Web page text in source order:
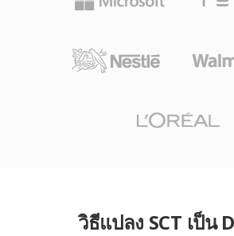
วิธีแปลง SCT เป็น